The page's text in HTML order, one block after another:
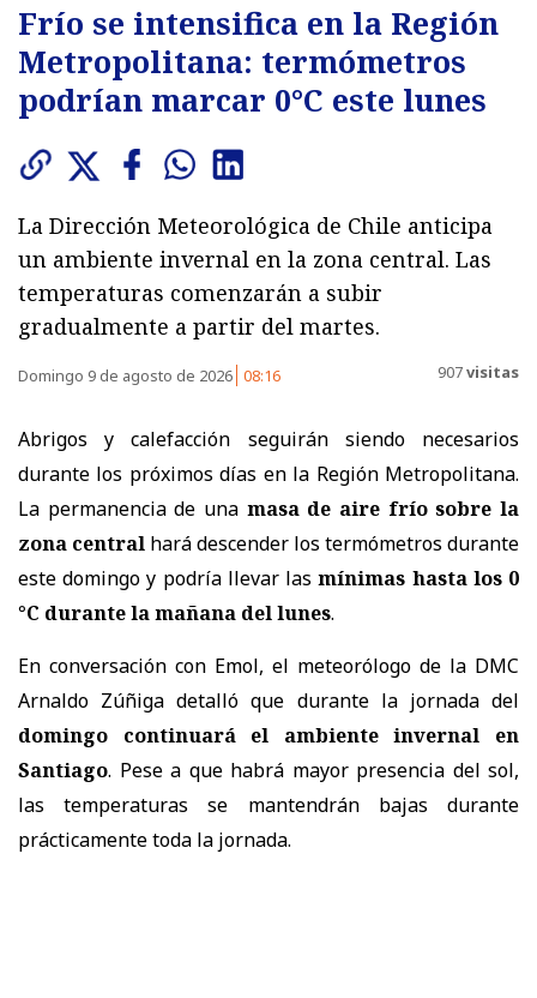
Frío se intensifica en la Región
Metropolitana: termómetros
podrían marcar 0°C este lunes
La Dirección Meteorológica de Chile anticipa
un ambiente invernal en la zona central. Las
temperaturas comenzarán a subir
gradualmente a partir del martes.
Domingo 9 de agosto de 2026 08:16 907visitas
Abrigos y calefacción seguirán siendo necesarios
durante los próximos días en la Región Metropolitana.
La permanencia de una masa de aire frío sobre la
zona central hará descender los termómetros durante
este domingo y podría llevar lasmínimas hasta los 0
°C durante la mañana del lunes.
En conversación con Emol, el meteorólogo de la DMC
Arnaldo Zúñiga detalló que durante la jornada del
domingo continuará el ambiente invernal en
Santiago. Pese a que habrá mayor presencia del sol,
las temperaturas se mantendrán bajas durante
prácticamente toda la jornada.